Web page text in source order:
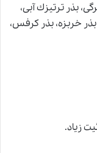
بذر ترتیزك آبى،
بذر خربزه، بذر كرفس،
زیاد.